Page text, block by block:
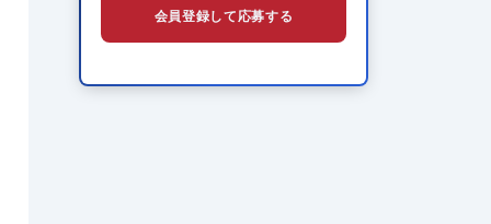
会員登録して応募する